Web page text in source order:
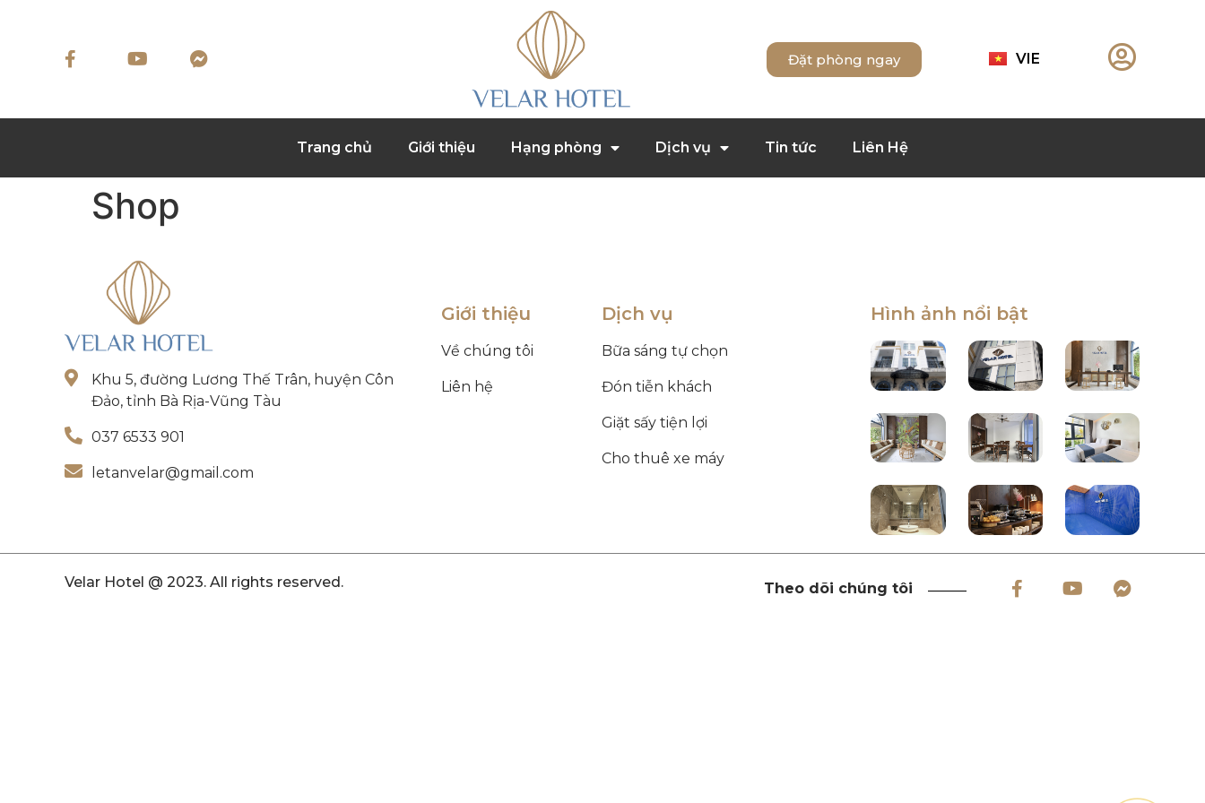
Đặt phòng ngay VIE
Trang chủ Giới thiệu Hạng phòng Dịch vụ Tin tức Liên Hệ
Shop
Khu 5, đường Lương Thế Trân, huyện Côn
Đảo, tỉnh Bà Rịa-Vũng Tàu
037 6533 901
letanvelar@gmail.com
Giới thiệu
Về chúng tôi
Liên hệ
Dịch vụ
Bữa sáng tự chọn
Đón tiễn khách
Giặt sấy tiện lợi
Cho thuê xe máy
Hình ảnh nổi bật
Velar Hotel @ 2023. All rights reserved. Theo dõi chúng tôi